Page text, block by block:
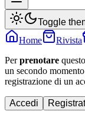
Toggle
Home
Rivista
Perprenotare
un secondo
registrazione di un
Accedi